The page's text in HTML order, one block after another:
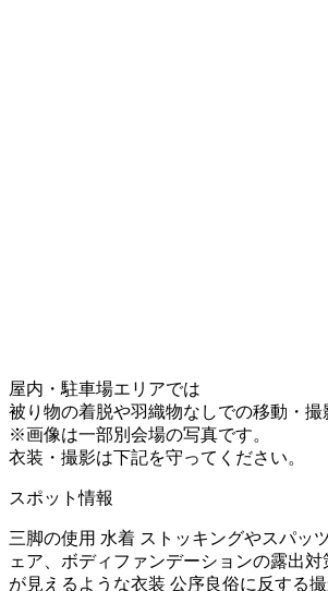
屋内・駐車場エリアでは
被り物の着脱や羽織物なしでの移動・撮
※画像は一部別会場の写真です。
衣装・撮影は下記を守ってください。
スポット情報
三脚の使用 水着 ストッキングやスパッ
ェア、ボディファンデーションの露出対
が見えるような衣装 公序良俗に反する